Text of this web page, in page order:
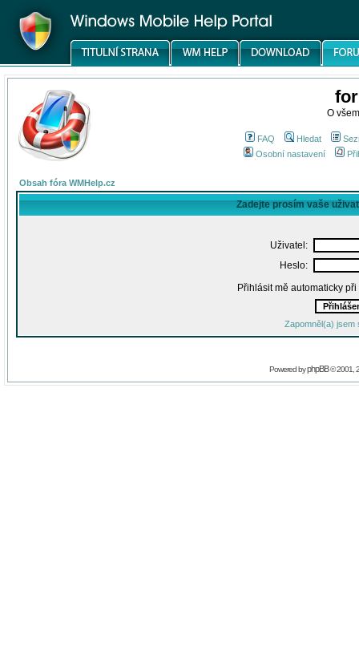
O
FAQ Hledat
Osobní nastavení
Obsah fóra WMHelp.cz
Zadejte prosím vaše
Uživatel:
Heslo:
Přihlásit mě automaticky
Zapomněl(a) jsem
Powered byphpBB© 2001,